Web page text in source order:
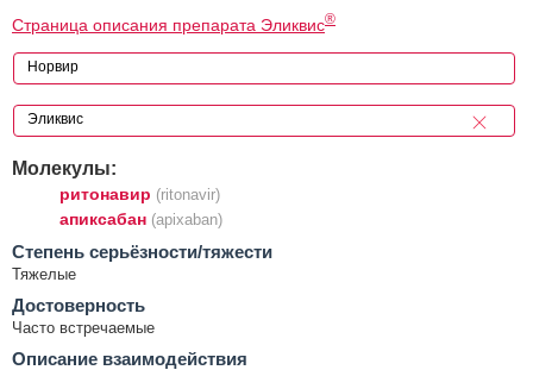
Страница описания препарата Эликвис®
Молекулы:
ритонавир (ritonavir)
апиксабан (apixaban)
Cтепень серьёзности/тяжести
Тяжелые
Достоверность
Часто встречаемые
Описание взаимодействия